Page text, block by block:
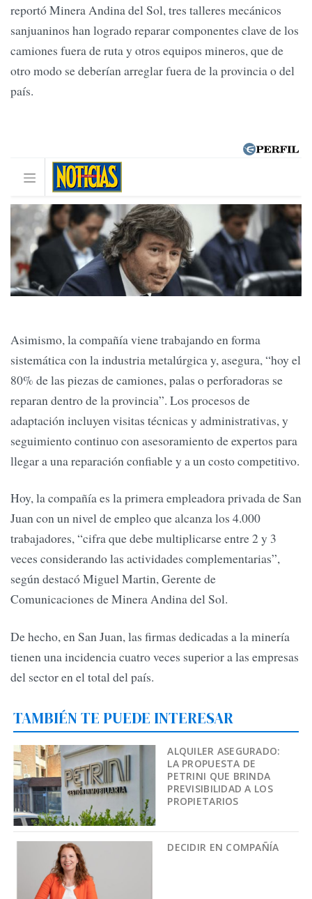
reportó Minera Andina del Sol, tres talleres mecánicos
sanjuaninos han logrado reparar componentes clave de los
camiones fuera de ruta y otros equipos mineros, que de
otro modo se deberían arreglar fuera de la provincia o del
país.
Asimismo, la compañía viene trabajando en forma
sistemática con la industria metalúrgica y, asegura, “hoy el
80% de las piezas de camiones, palas o perforadoras se
reparan dentro de la provincia”. Los procesos de
adaptación incluyen visitas técnicas y administrativas, y
seguimiento continuo con asesoramiento de expertos para
llegar a una reparación confiable y a un costo competitivo.
Hoy, la compañía es la primera empleadora privada de San
Juan con un nivel de empleo que alcanza los 4.000
trabajadores, “cifra que debe multiplicarse entre 2 y 3
veces considerando las actividades complementarias”,
según destacó Miguel Martin, Gerente de
Comunicaciones de Minera Andina del Sol.
De hecho, en San Juan, las firmas dedicadas a la minería
tienen una incidencia cuatro veces superior a las empresas
del sector en el total del país.
TAMBIÉN TE PUEDE INTERESAR
ALQUILER ASEGURADO:
LA PROPUESTA DE
PETRINI QUE BRINDA
PREVISIBILIDAD A LOS
PROPIETARIOS
DECIDIR EN COMPAÑÍA